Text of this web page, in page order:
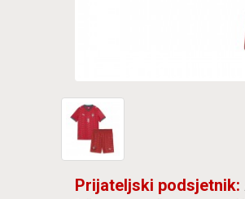
Prijateljski podsjetnik: